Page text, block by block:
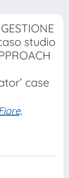
studio
case